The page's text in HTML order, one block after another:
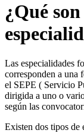
¿Qué
Las especialidades
corresponden a una
el SEPE ( Servicio
dirigida a uno o
según las
Existen dos tipos de